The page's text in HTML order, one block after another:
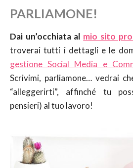
PARLIAMONE!
Dai un’occhiata al mio sito
troverai tutti i dettagli e le
gestione Social Media e
Scrivimi, parliamone… vedrai
“alleggerirti”, affinché tu
pensieri) al tuo lavoro!